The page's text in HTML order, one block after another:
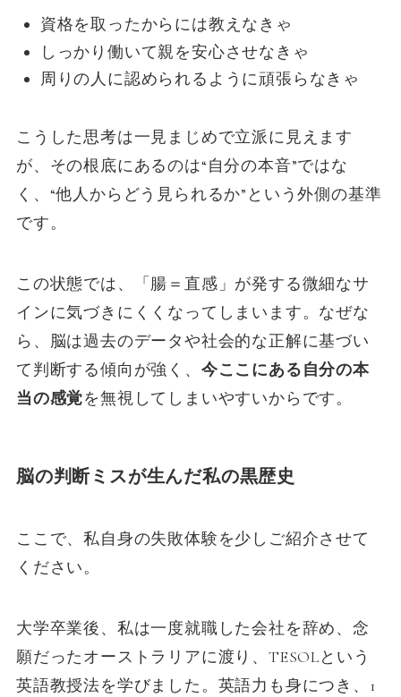
資格を取ったからには教えなきゃ
しっかり働いて親を安心させなきゃ
周りの人に認められるように頑張らなきゃ
こうした思考は一見まじめで立派に見えます
が、その根底にあるのは“自分の本音”ではな
く、“他人からどう見られるか”という外側の基準
です。
この状態では、「腸＝直感」が発する微細なサ
インに気づきにくくなってしまいます。なぜな
ら、脳は過去のデータや社会的な正解に基づい
て判断する傾向が強く、 今ここにある自分の本
当の感覚を無視してしまいやすいからです。
脳の判断ミスが生んだ私の黒歴史
ここで、私自身の失敗体験を少しご紹介させて
ください。
大学卒業後、私は一度就職した会社を辞め、念
願だったオーストラリアに渡り、TESOLという
英語教授法を学びました。英語力も身につき、1